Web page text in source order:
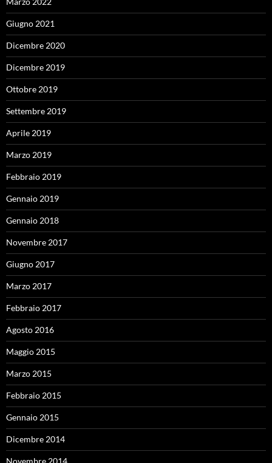
Giugno 2021
Dicembre 2020
Dicembre 2019
Ottobre 2019
Settembre 2019
Aprile 2019
Marzo 2019
Febbraio 2019
Gennaio 2019
Gennaio 2018
Novembre 2017
Giugno 2017
Marzo 2017
Febbraio 2017
Agosto 2016
Maggio 2015
Marzo 2015
Febbraio 2015
Gennaio 2015
Dicembre 2014
Novembre 2014